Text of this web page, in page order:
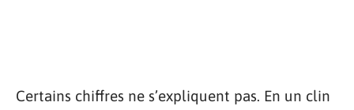
Certains chiffres ne s’expliquent pas. En un clin